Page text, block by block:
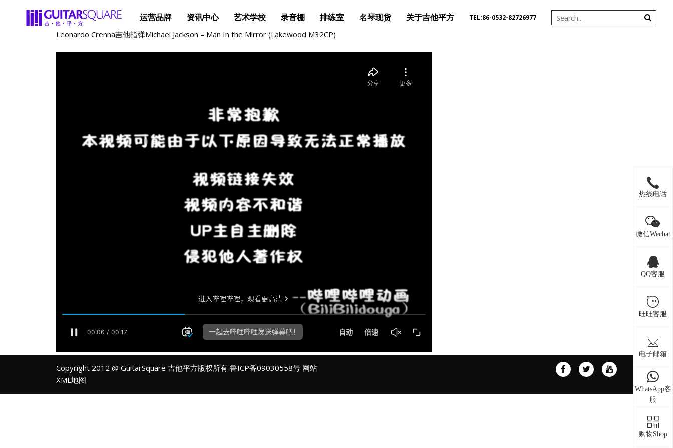
运营品牌 资讯中心 艺术学校 录音棚 排练室 名琴现货 关于吉他平方 TEL:86-0532-82726977
Leonardo Crenna吉他指弹Michael Jackson – Man In the Mirror (Lakewood M32CP)
热线电话
微信Wechat
QQ客服
旺旺客服
电子邮箱
WhatsApp客
服
购物Shop
Copyright 2012 @ GuitarSquare 吉他平方版权所有 鲁ICP备09030558号 网站
XML地图